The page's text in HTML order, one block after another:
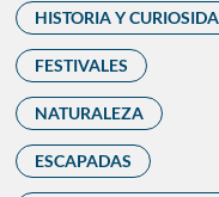
HISTORIA Y
FESTIVALES
NATURALEZA
ESCAPADAS